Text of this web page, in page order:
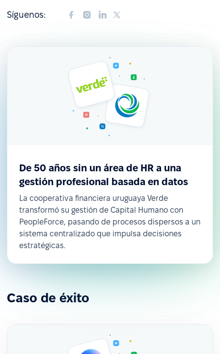
Síguenos:
De 50 años sin un área de HR a una
gestión profesional basada en datos
La cooperativa financiera uruguaya Verde
transformó su gestión de Capital Humano con
PeopleForce, pasando de procesos dispersos a un
sistema centralizado que impulsa decisiones
estratégicas.
Caso de éxito